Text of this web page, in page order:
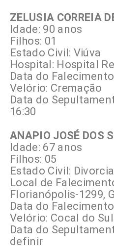
ZELUSIA CORREIA
Idade: 90 anos
Filhos: 01
Estado Civil: Viúva
Hospital: Hospital
Data do
Velório: Cremação
Data do
16:30
ANAPIO JOSÉ DOS
Idade: 67 anos
Filhos: 05
Estado Civil:
Local de
Florianópolis-1299,
Data do
Velório: Cocal do
Data do
definir